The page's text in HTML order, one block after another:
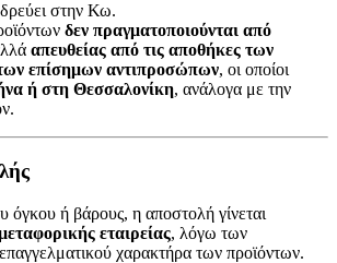
στην Κω.
δεν πραγματοποιούνται από
απευθείας από τις αποθήκες των
επίσημων αντιπροσώπων, οι οποίοι
ή στη Θεσσαλονίκη, ανάλογα με την
όγκου ή βάρους, η αποστολή γίνεται
εταιρείας, λόγω των
χαρακτήρα των προϊόντων.